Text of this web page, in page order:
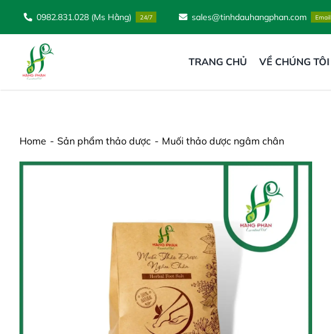
0982.831.028 (Ms Hằng) 24/7 sales@tinhdauhangphan.com Email
TRANG CHỦ VỀ CHÚNG TÔI
Home Sản phẩm thảo dược Muối thảo dược ngâm chân